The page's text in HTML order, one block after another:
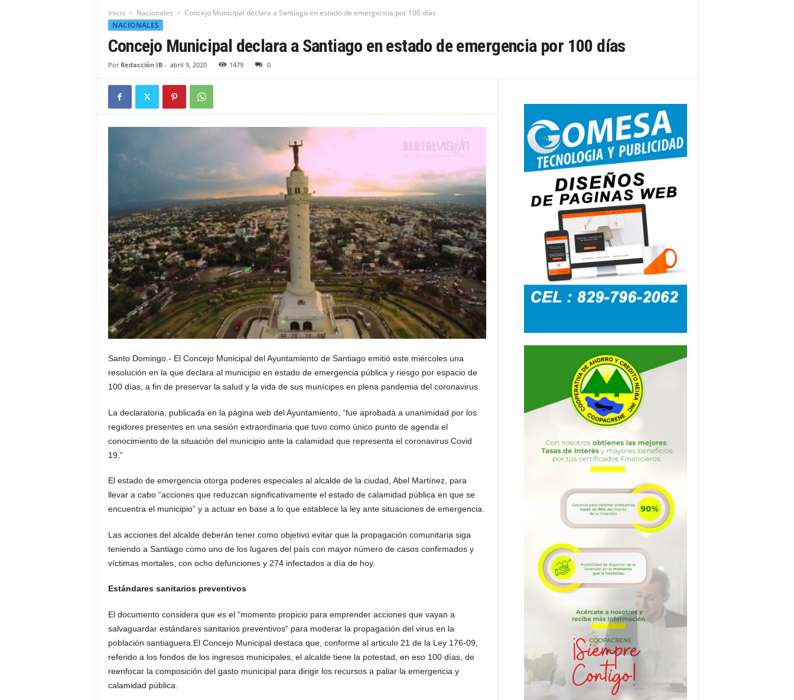
Inicio Nacionales
Concejo Municipal declara a Santiago en estado de emergencia por 100 días
NACIONALES
Concejo Municipal declara a Santiago en estado de emergencia por 100 días
Por Redacción IB- abril 9, 2020 1479 0
Santo Domingo.- El Concejo Municipal del Ayuntamiento de Santiago emitió este miércoles una
resolución en la que declara al municipio en estado de emergencia pública y riesgo por espacio de
100 días, a fin de preservar la salud y la vida de sus munícipes en plena pandemia del coronavirus.
La declaratoria, publicada en la página web del Ayuntamiento, “fue aprobada a unanimidad por los
regidores presentes en una sesión extraordinaria que tuvo como único punto de agenda el
conocimiento de la situación del municipio ante la calamidad que representa el coronavirus Covid
19.”
El estado de emergencia otorga poderes especiales al alcalde de la ciudad, Abel Martínez, para
llevar a cabo “acciones que reduzcan significativamente el estado de calamidad pública en que se
encuentra el municipio” y a actuar en base a lo que establece la ley ante situaciones de emergencia.
Las acciones del alcalde deberán tener como objetivo evitar que la propagación comunitaria siga
teniendo a Santiago como uno de los lugares del país con mayor número de casos confirmados y
víctimas mortales, con ocho defunciones y 274 infectados a día de hoy.
Estándares sanitarios preventivos
El documento considera que es el “momento propicio para emprender acciones que vayan a
salvaguardar estándares sanitarios preventivos” para moderar la propagación del virus en la
población santiaguera.El Concejo Municipal destaca que, conforme al articulo 21 de la Ley 176-09,
referido a los fondos de los ingresos municipales, el alcalde tiene la potestad, en eso 100 días, de
reenfocar la composición del gasto municipal para dirigir los recursos a paliar la emergencia y
calamidad pública.